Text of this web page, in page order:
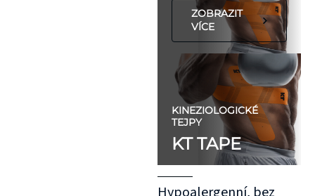
ZOBRAZIT
VÍCE
KINEZIOLOGICKÉ
TEJPY
KT TAPE